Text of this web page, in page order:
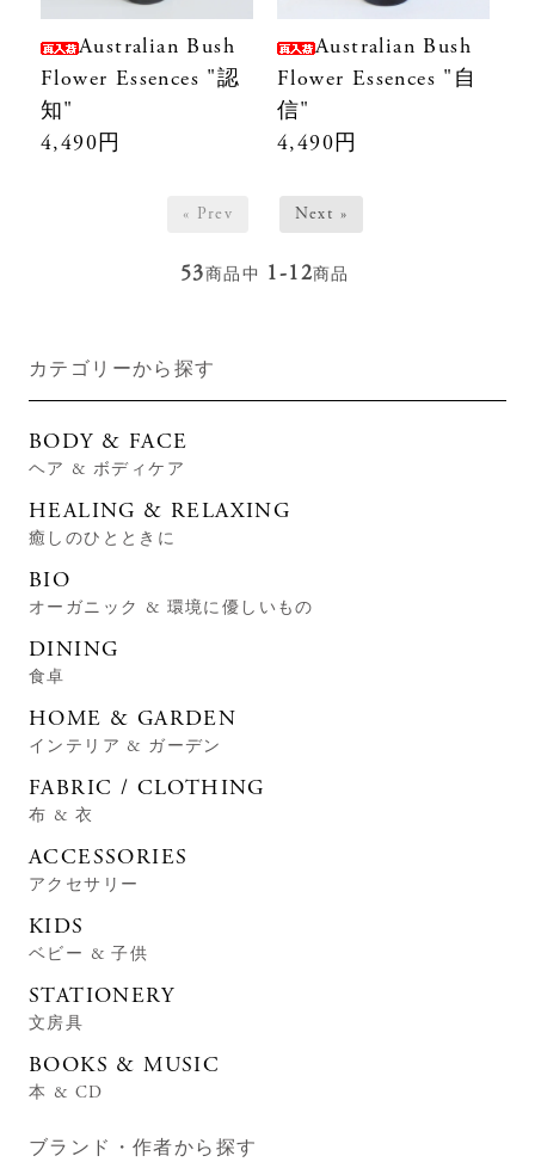
Australian Bush
Flower Essences "認
知"
4,490円
Australian Bush
Flower Essences "自
信"
4,490円
« Prev Next »
53商品中 1-12商品
カテゴリーから探す
BODY & FACE
ヘア & ボディケア
HEALING & RELAXING
癒しのひとときに
BIO
オーガニック & 環境に優しいもの
DINING
食卓
HOME & GARDEN
インテリア & ガーデン
FABRIC / CLOTHING
布 & 衣
ACCESSORIES
アクセサリー
KIDS
ベビー & 子供
STATIONERY
文房具
BOOKS & MUSIC
本 & CD
ブランド・作者から探す